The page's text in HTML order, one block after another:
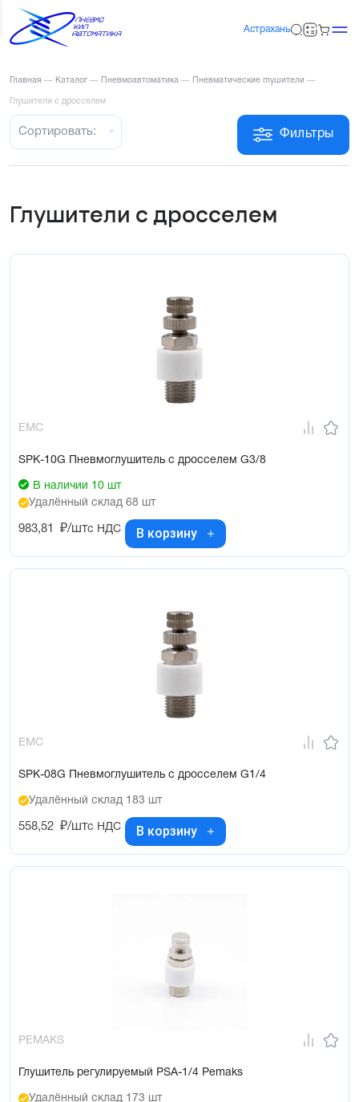
Астрахань
Главная — Каталог — Пневмоавтоматика — Пневматические глушители —
Глушители с дросселем
Фильтры
Сортировать:
Глушители с дросселем
EMC
SPK-10G Пневмоглушитель с дросселем G3/8
В наличии 10 шт
Удалённый склад 68 шт
983,81 ₽/штс НДС В корзину
EMC
SPK-08G Пневмоглушитель с дросселем G1/4
Удалённый склад 183 шт
558,52 ₽/штс НДС В корзину
PEMAKS
Глушитель регулируемый PSA-1/4 Pemaks
Удалённый склад 173 шт